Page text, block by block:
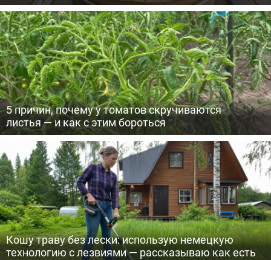
5 причин, почему у томатов скручиваются
листья — и как с этим бороться
Кошу траву без лески: использую немецкую
технологию с лезвиями — рассказываю как есть